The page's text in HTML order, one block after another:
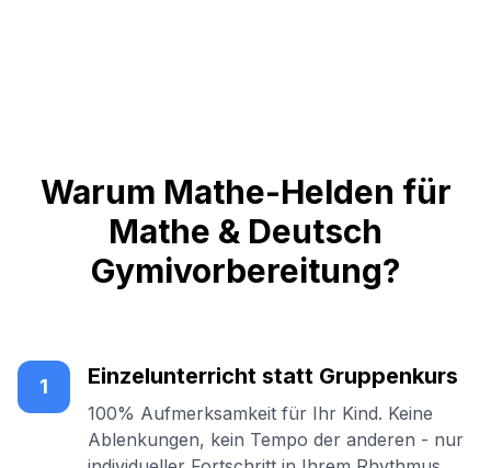
Warum Mathe-Helden für
Mathe & Deutsch
Gymivorbereitung?
1 Einzelunterricht statt Gruppenkurs
100% Aufmerksamkeit für Ihr Kind. Keine
Ablenkungen, kein Tempo der anderen - nur